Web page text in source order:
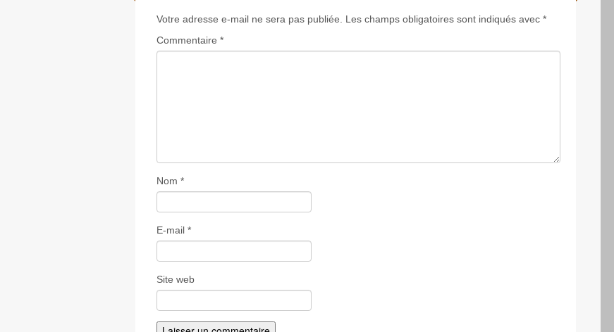
Votre adresse e-mail ne sera pas publiée. Les champs obligatoires sont indiqués avec *
Commentaire *
Nom *
E-mail *
Site web